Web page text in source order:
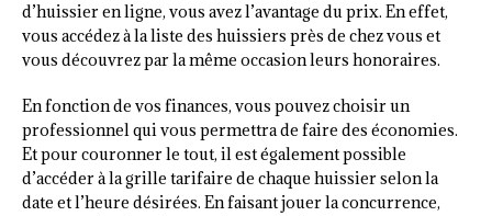
d’huissier en ligne, vous avez l’avantage du prix. En effet,
vous accédez à la liste des huissiers près de chez vous et
vous découvrez par la même occasion leurs honoraires.
En fonction de vos finances, vous pouvez choisir un
professionnel qui vous permettra de faire des économies.
Et pour couronner le tout, il est également possible
d’accéder à la grille tarifaire de chaque huissier selon la
date et l’heure désirées. En faisant jouer la concurrence,